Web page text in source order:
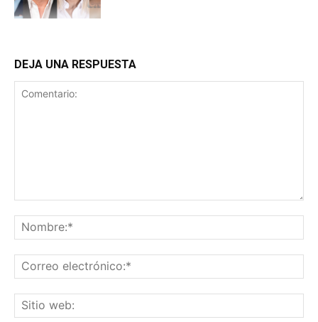
DEJA UNA RESPUESTA